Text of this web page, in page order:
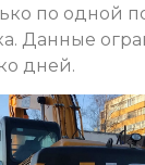
по одной
Данные
дней.